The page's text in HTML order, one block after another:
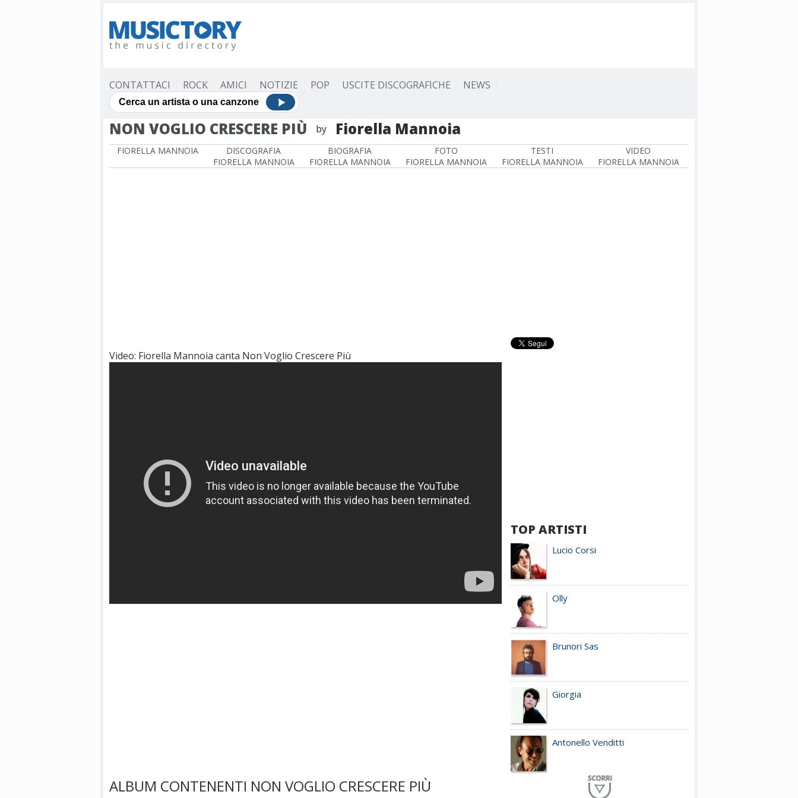
CONTATTACI ROCK AMICI NOTIZIE POP USCITE DISCOGRAFICHE NEWS
NON VOGLIO CRESCERE PIÙ by Fiorella Mannoia
FIORELLA MANNOIA
DISCOGRAFIA
FIORELLA MANNOIA
BIOGRAFIA
FIORELLA MANNOIA
FOTO
FIORELLA MANNOIA
TESTI
FIORELLA MANNOIA
VIDEO
FIORELLA MANNOIA
Video: Fiorella Mannoia canta Non Voglio Crescere Più
ALBUM CONTENENTI NON VOGLIO CRESCERE PIÙ
TOP ARTISTI
Lucio Corsi
Olly
Brunori Sas
Giorgia
Antonello Venditti
Planet Funk